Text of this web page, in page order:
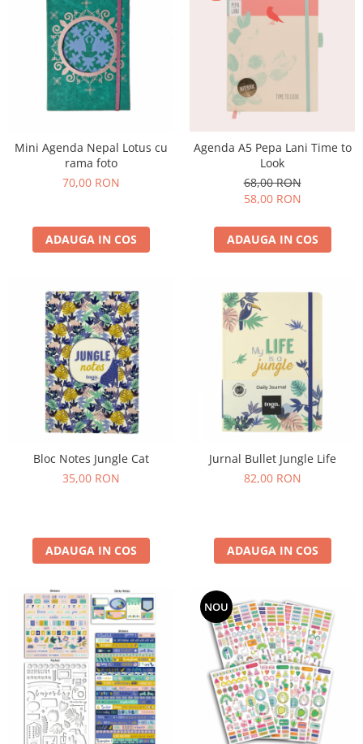
Mini Agenda Nepal Lotus cu
rama foto
70,00 RON
ADAUGA IN COS
Agenda A5 Pepa Lani Time to
Look
68,00 RON
58,00 RON
ADAUGA IN COS
Bloc Notes Jungle Cat
35,00 RON
ADAUGA IN COS
Jurnal Bullet Jungle Life
82,00 RON
ADAUGA IN COS
NOU